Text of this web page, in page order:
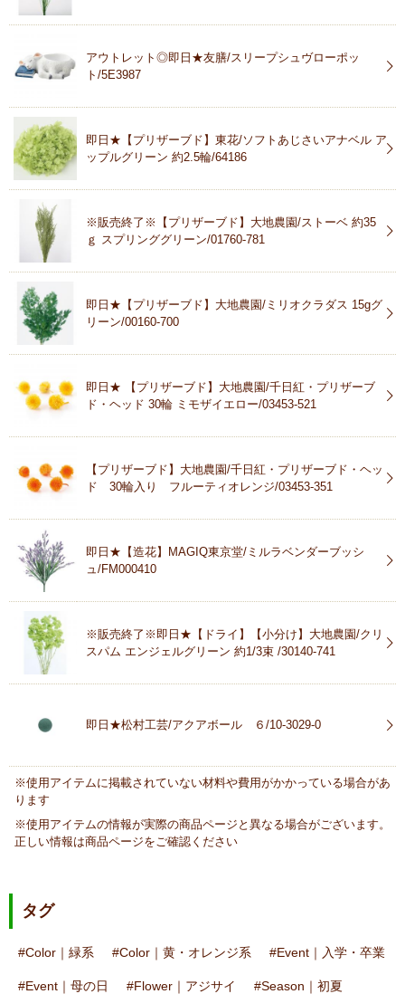
アウトレット◎即日★友膳/スリープシュヴローポッ
ト/5E3987
即日★【プリザーブド】東花/ソフトあじさいアナベル ア
ップルグリーン 約2.5輪/64186
※販売終了※【プリザーブド】大地農園/ストーベ 約35
ｇ スプリンググリーン/01760-781
即日★【プリザーブド】大地農園/ミリオクラダス 15gグ
リーン/00160-700
即日★ 【プリザーブド】大地農園/千日紅・プリザーブ
ド・ヘッド 30輪 ミモザイエロー/03453-521
【プリザーブド】大地農園/千日紅・プリザーブド・ヘッ
ド 30輪入り フルーティオレンジ/03453-351
即日★【造花】MAGIQ東京堂/ミルラベンダーブッシ
ュ/FM000410
※販売終了※即日★【ドライ】【小分け】大地農園/クリ
スパム エンジェルグリーン 約1/3束 /30140-741
即日★松村工芸/アクアボール ６/10-3029-0
※使用アイテムに掲載されていない材料や費用がかかっている場合があ
ります
※使用アイテムの情報が実際の商品ページと異なる場合がございます。
正しい情報は商品ページをご確認ください
タグ
Color｜緑系 Color｜黄・オレンジ系 Event｜入学・卒業
Event｜母の日 Flower｜アジサイ Season｜初夏